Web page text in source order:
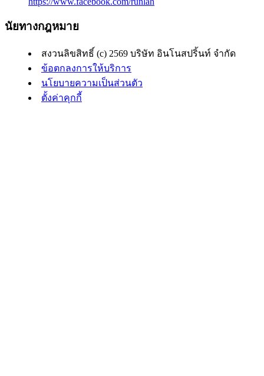
นัยทางกฎหมาย
สงวนลิขสิทธิ์ (c) 2569 บริษัท อินโนสปริ้นท์ จำกัด
ข้อตกลงการให้บริการ
นโยบายความเป็นส่วนตัว
ตั้งค่าคุกกี้